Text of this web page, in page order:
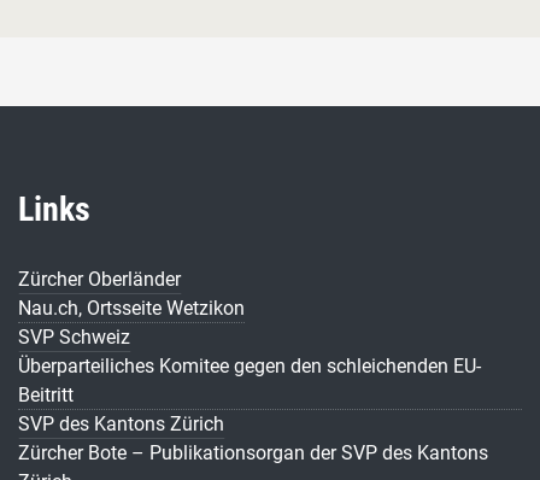
Links
Zürcher Oberländer
Nau.ch, Ortsseite Wetzikon
SVP Schweiz
Überparteiliches Komitee gegen den schleichenden EU-
Beitritt
SVP des Kantons Zürich
Zürcher Bote – Publikationsorgan der SVP des Kantons